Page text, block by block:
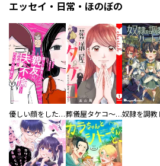
BOX
エッセイ・日常・ほのぼの
優しい顔をした親友は、夫と不倫して私の家に入り込んできた。 葬儀屋タケコ～あなたの最期、叶えます【電子単行本版】